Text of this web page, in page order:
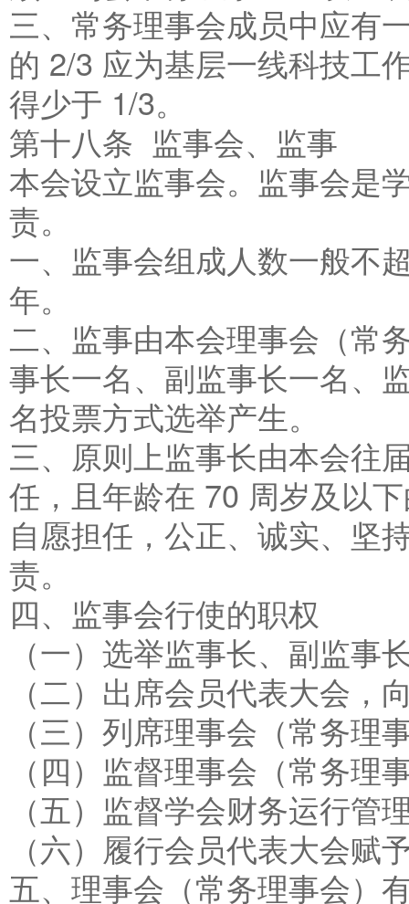
三、常务理事会成员中应有
的 2/3 应为基层一线科技工
得少于 1/3。
第十八条 监事会、监事
本会设立监事会。监事会是
责。
一、监事会组成人数一般不
年。
二、监事由本会理事会（常
事长一名、副监事长一名、
名投票方式选举产生。
三、原则上监事长由本会往
任，且年龄在 70 周岁及以
自愿担任，公正、诚实、坚
责。
四、监事会行使的职权
（一）选举监事长、副监事
（二）出席会员代表大会
（三）列席理事会（常务理
（四）监督理事会（常务理
（五）监督学会财务运行管
（六）履行会员代表大会赋
五、理事会（常务理事会）